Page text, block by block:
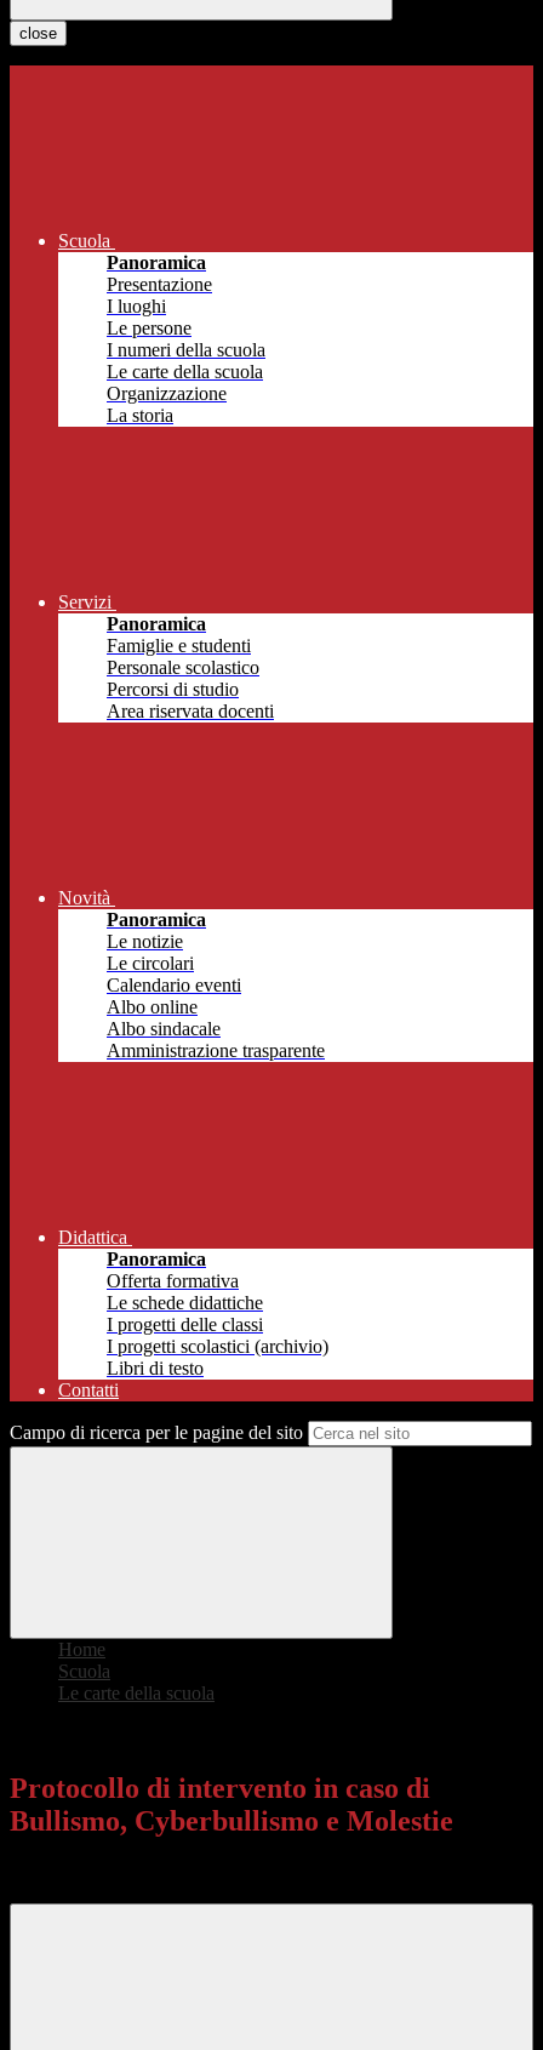
close
Scuola
Panoramica
Presentazione
I luoghi
Le persone
I numeri della scuola
Le carte della scuola
Organizzazione
La storia
Servizi
Panoramica
Famiglie e studenti
Personale scolastico
Percorsi di studio
Area riservata docenti
Novità
Panoramica
Le notizie
Le circolari
Calendario eventi
Albo online
Albo sindacale
Amministrazione trasparente
Didattica
Panoramica
Offerta formativa
Le schede didattiche
I progetti delle classi
I progetti scolastici (archivio)
Libri di testo
Contatti
Campo di ricerca per le pagine del sito
Home
Scuola
Le carte della scuola
Protocollo di intervento in caso di
Bullismo, Cyberbullismo e Molestie